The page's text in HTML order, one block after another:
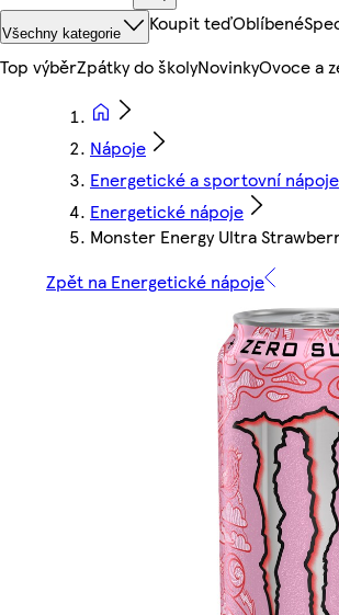
Všechny kategorie Koupit teďOblíbené
Top výběrZpátky do školyNovinkyOvoce a
Nápoje
Energetické a sportovní nápoje
Energetické nápoje
Monster Energy Ultra
Zpět na Energetické nápoje